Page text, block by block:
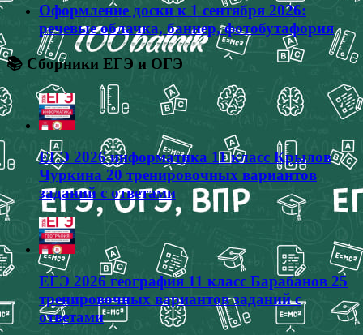
Оформление доски к 1 сентября 2026:
речевые облачка, баннер, фотобутафория
📚 Сборники ЕГЭ и ОГЭ
ЕГЭ 2026 информатика 11 класс Крылов
Чуркина 20 тренировочных вариантов
заданий с ответами
ЕГЭ 2026 география 11 класс Барабанов 25
тренировочных вариантов заданий с
ответами